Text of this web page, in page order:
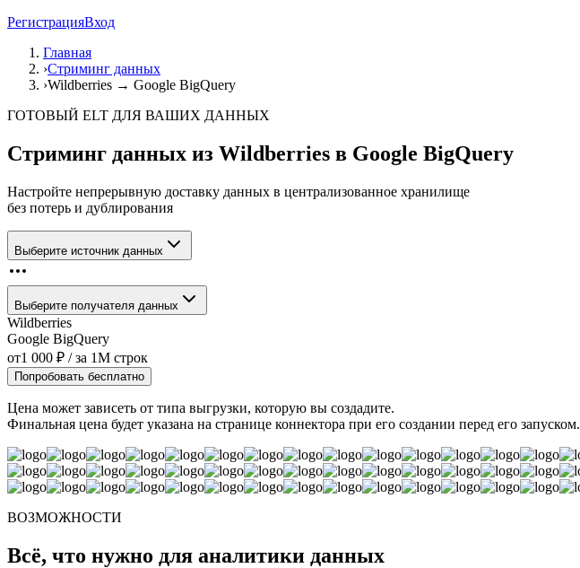
РегистрацияВход
Главная
›Стриминг данных
›Wildberries → Google BigQuery
ГОТОВЫЙ ELT ДЛЯ ВАШИХ ДАННЫХ
Стриминг данных из Wildberries в Google BigQuery
Настройте непрерывную доставку данных в централизованное хранилище
без потерь и дублирования
Выберите источник данных
Выберите получателя данных
Wildberries
Google BigQuery
от1 000 ₽ / за 1M строк
Попробовать бесплатно
Цена может зависеть от типа выгрузки, которую вы создадите.
Финальная цена будет указана на странице коннектора при его создании перед его запуском.
ВОЗМОЖНОСТИ
Всё, что нужно для аналитики данных